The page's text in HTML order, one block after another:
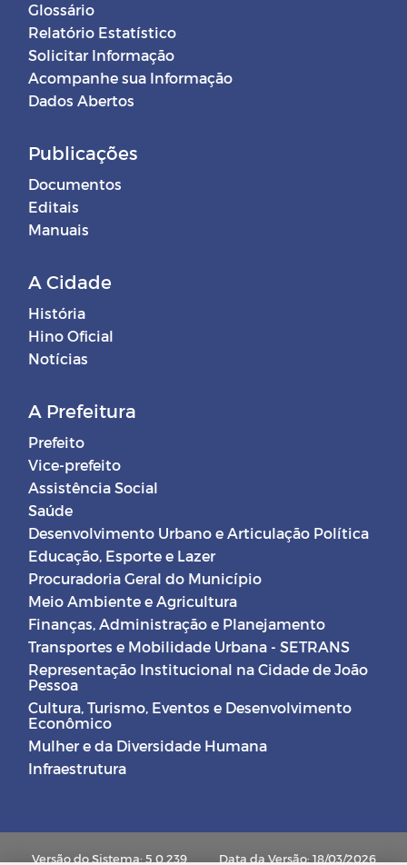
Glossário
Relatório Estatístico
Solicitar Informação
Acompanhe sua Informação
Dados Abertos
Publicações
Documentos
Editais
Manuais
A Cidade
História
Hino Oficial
Notícias
A Prefeitura
Prefeito
Vice-prefeito
Assistência Social
Saúde
Desenvolvimento Urbano e Articulação Política
Educação, Esporte e Lazer
Procuradoria Geral do Município
Meio Ambiente e Agricultura
Finanças, Administração e Planejamento
Transportes e Mobilidade Urbana - SETRANS
Representação Institucional na Cidade de João
Pessoa
Cultura, Turismo, Eventos e Desenvolvimento
Econômico
Mulher e da Diversidade Humana
Infraestrutura
Versão do Sistema: 5.0.239 Data da Versão: 18/03/2026